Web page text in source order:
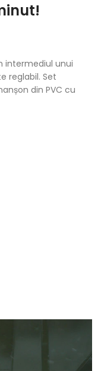
intermediul unui
reglabil. Set
din PVC cu